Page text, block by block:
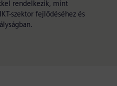
rendelkezik, mint
szektor fejlődéséhez és